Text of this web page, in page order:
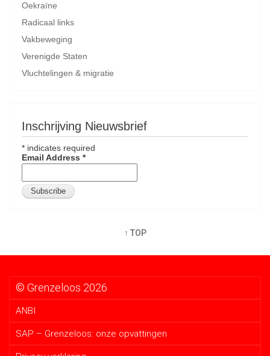
Oekraïne
Radicaal links
Vakbeweging
Verenigde Staten
Vluchtelingen & migratie
Inschrijving Nieuwsbrief
* indicates required
Email Address *
↑ TOP
© Grenzeloos 2026
ANBI
SAP – Grenzeloos: onze opvattingen